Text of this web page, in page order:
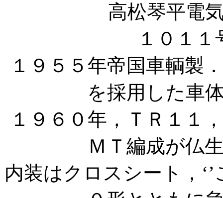
高松琴平電
１０１
１９５５年帝国車輌製
を採用した車
１９６０年，ＴＲ１１
ＭＴ編成が仏
内装はクロスシート，